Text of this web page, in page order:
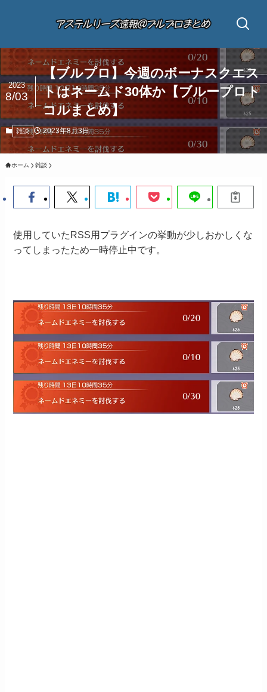
【ブルプロ】今週のボーナスクエス
トはネームド30体か【ブループロト
コルまとめ】
2023
8/03
雑談 2023年8月3日
ホーム 雑談
使用していたRSS用プラグインの挙動が少しおかしくな
ってしまったため一時停止中です。